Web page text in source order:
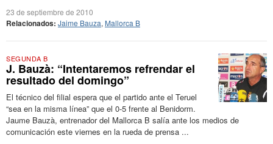
23 de septiembre de 2010
Relacionados: Jaime Bauza, Mallorca B
SEGUNDA B
J. Bauzà: “Intentaremos refrendar el
resultado del domingo”
El técnico del filial espera que el partido ante el Teruel
“sea en la misma línea” que el 0-5 frente al Benidorm.
Jaume Bauzà, entrenador del Mallorca B salía ante los medios de
comunicación este viernes en la rueda de prensa ...